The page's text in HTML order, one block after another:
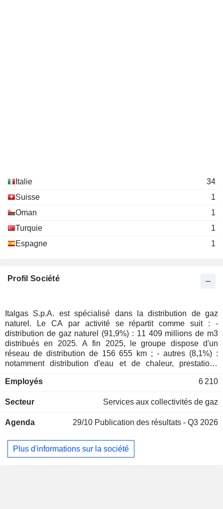
Italie
34
Suisse
1
Oman
1
Turquie
1
Espagne
1
Profil Société
Italgas S.p.A. est spécialisé dans la distribution de gaz
naturel. Le CA par activité se répartit comme suit : -
distribution de gaz naturel (91,9%) : 11 409 millions de m3
distribués en 2025. A fin 2025, le groupe dispose d'un
réseau de distribution de 156 655 km ; - autres (8,1%) :
notamment distribution d'eau et de chaleur, prestations
Employés
6 210
Secteur Services aux collectivités de gaz
Agenda 29/10 Publication des résultats - Q3 2026
Plus d'informations sur la société